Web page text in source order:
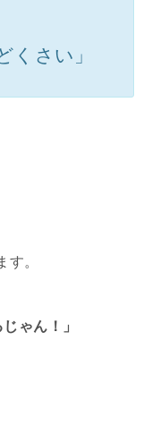
くさい」
す。
ゃん！」